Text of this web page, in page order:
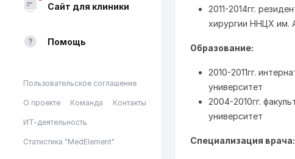
Сайт для клиники
Помощь
Пользовательское соглашение
О проекте Команда Контакты
ИТ-деятельность
Статистика "MedElement"
2011-2014гг.
хирургии ННЦХ им.
Образование:
2010-2011гг.
университет
2004-2010гг.
университет
Специализация врача: